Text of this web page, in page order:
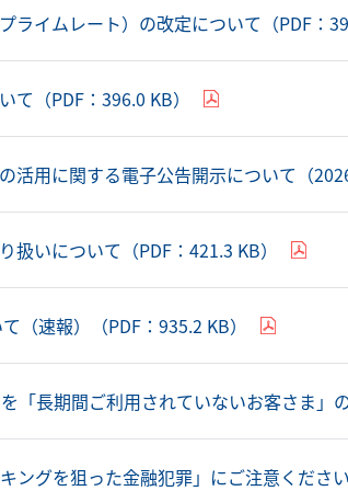
ライムレート）の改定について（PDF：
て（PDF：396.0 KB）
活用に関する電子公告開示について（
扱いについて（PDF：421.3 KB）
速報）（PDF：935.2 KB）
「長期間ご利用されていないお客さま」
ングを狙った金融犯罪」にご注意ください